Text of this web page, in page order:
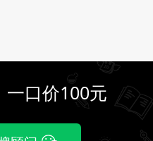
口价100元